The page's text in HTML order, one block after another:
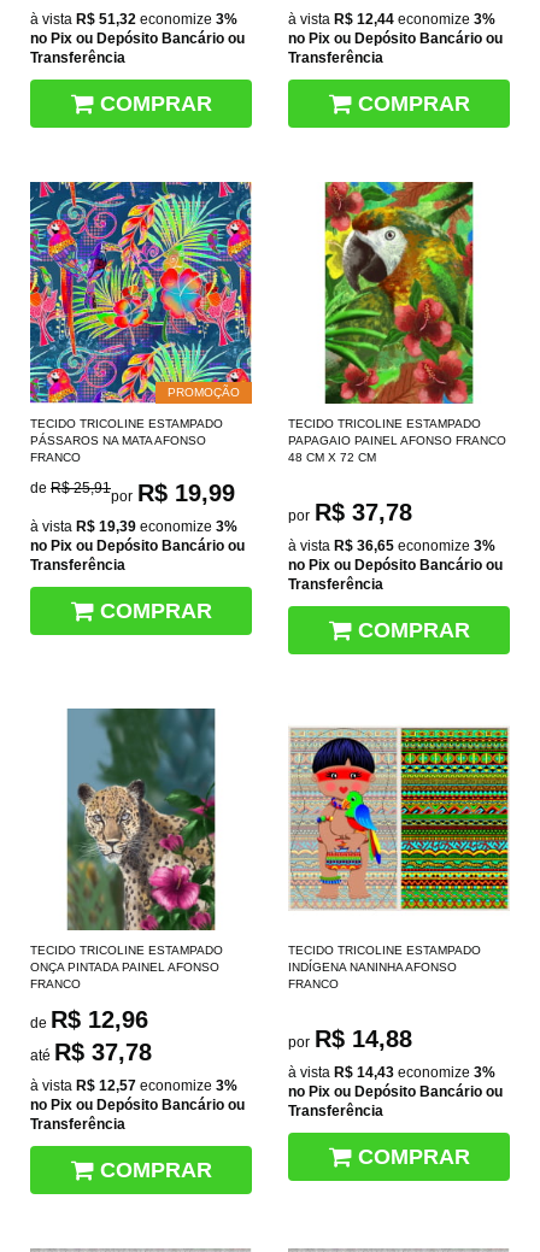
à vista R$ 51,32 economize 3%
no Pix ou Depósito Bancário ou
Transferência
COMPRAR
à vista R$ 12,44 economize 3%
no Pix ou Depósito Bancário ou
Transferência
COMPRAR
PROMOÇÃO
TECIDO TRICOLINE ESTAMPADO
PÁSSAROS NA MATA AFONSO
FRANCO
de R$ 25,91por R$ 19,99
à vista R$ 19,39 economize 3%
no Pix ou Depósito Bancário ou
Transferência
COMPRAR
TECIDO TRICOLINE ESTAMPADO
PAPAGAIO PAINEL AFONSO FRANCO
48 CM X 72 CM
por R$ 37,78
à vista R$ 36,65 economize 3%
no Pix ou Depósito Bancário ou
Transferência
COMPRAR
TECIDO TRICOLINE ESTAMPADO
ONÇA PINTADA PAINEL AFONSO
FRANCO
de R$ 12,96
até R$ 37,78
à vista R$ 12,57 economize 3%
no Pix ou Depósito Bancário ou
Transferência
COMPRAR
TECIDO TRICOLINE ESTAMPADO
INDÍGENA NANINHA AFONSO
FRANCO
por R$ 14,88
à vista R$ 14,43 economize 3%
no Pix ou Depósito Bancário ou
Transferência
COMPRAR